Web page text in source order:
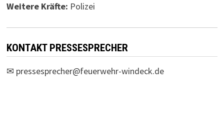
Weitere Kräfte: Polizei
KONTAKT PRESSESPRECHER
✉ pressesprecher@feuerwehr-windeck.de